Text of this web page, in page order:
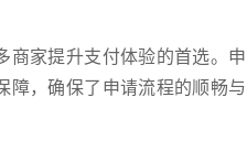
商家提升支付体验的首选。申
障，确保了申请流程的顺畅与